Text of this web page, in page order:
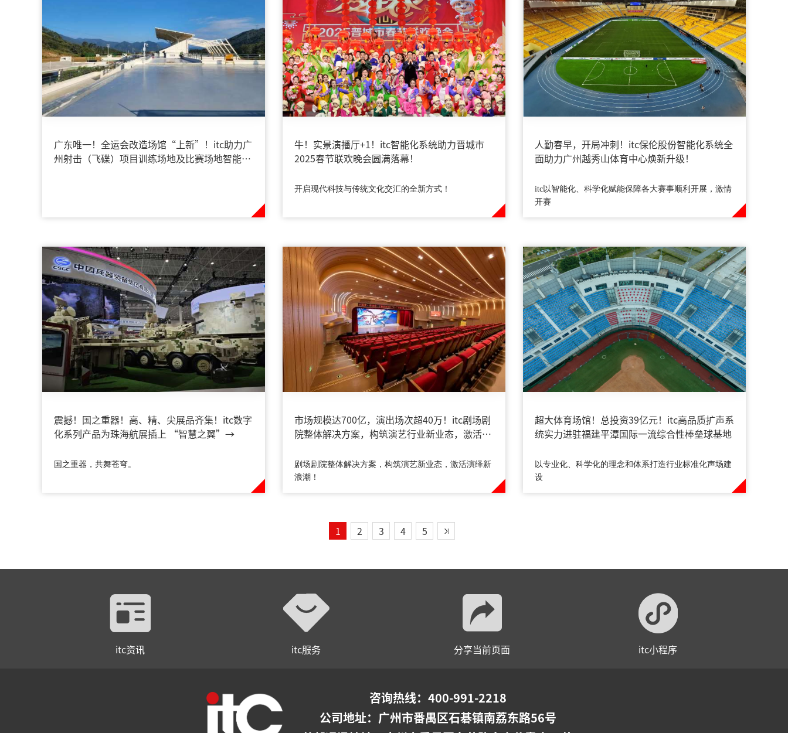
广东唯一！全运会改造场馆“上新”！itc助力广
州射击（飞碟）项目训练场地及比赛场地智能化
牛！实景演播厅+1！itc智能化系统助力晋城市
2025春节联欢晚会圆满落幕！
开启现代科技与传统文化交汇的全新方式！
人勤春早，开局冲刺！itc保伦股份智能化系统全
面助力广州越秀山体育中心焕新升级！
itc以智能化、科学化赋能保障各大赛事顺利开展，激情
开赛
震撼！国之重器！高、精、尖展品齐集！itc数字
化系列产品为珠海航展插上 “智慧之翼”→
国之重器，共舞苍穹。
市场规模达700亿，演出场次超40万！itc剧场剧
院整体解决方案，构筑演艺行业新业态，激活演
剧场剧院整体解决方案，构筑演艺新业态，激活演绎新
浪潮！
超大体育场馆！总投资39亿元！itc高品质扩声系
统实力进驻福建平潭国际一流综合性棒垒球基地
以专业化、科学化的理念和体系打造行业标准化声场建
设
1 2 3 4 5
itc资讯 itc服务 分享当前页面 itc小程序
咨询热线：400-991-2218
公司地址： 广州市番禺区石碁镇南荔东路56号